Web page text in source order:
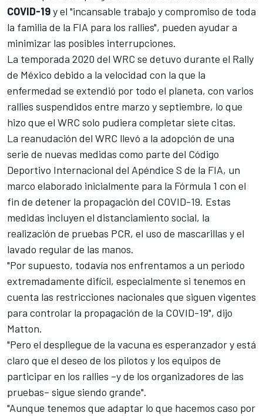
COVID-19y el "incansable trabajo y compromiso de toda
la familia de la FIA para los rallies", pueden ayudar a
minimizar las posibles interrupciones.
La temporada 2020 del WRC se detuvo durante el Rally
de México debido a la velocidad con la que la
enfermedad se extendió por todo el planeta, con varios
rallies suspendidos entre marzo y septiembre, lo que
hizo que el WRC solo pudiera completar siete citas.
La reanudación del WRC llevó a la adopción de una
serie de nuevas medidas como parte del Código
Deportivo Internacional del Apéndice S de la FIA, un
marco elaborado inicialmente para la Fórmula 1 con el
fin de detener la propagación del COVID-19. Estas
medidas incluyen el distanciamiento social, la
realización de pruebas PCR, el uso de mascarillas y el
lavado regular de las manos.
"Por supuesto, todavía nos enfrentamos a un periodo
extremadamente difícil, especialmente si tenemos en
cuenta las restricciones nacionales que siguen vigentes
para controlar la propagación de la COVID-19", dijo
Matton.
"Pero el despliegue de la vacuna es esperanzador y está
claro que el deseo de los pilotos y los equipos de
participar en los rallies –y de los organizadores de las
pruebas– sigue siendo grande".
"Aunque tenemos que adaptar lo que hacemos caso por